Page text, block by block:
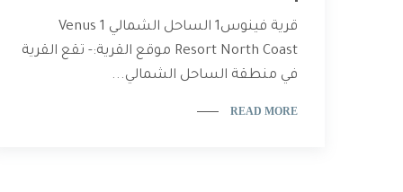
قرية فينوس1 الساحل الشمالي Venus 1
Resort North Coast موقع القرية:- تقع القرية
في منطقة الساحل الشمالي...
READ MORE